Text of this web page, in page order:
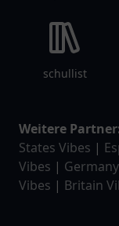
schullist
Weitere
States Vibes |
Vibes |
Vibes | Britain